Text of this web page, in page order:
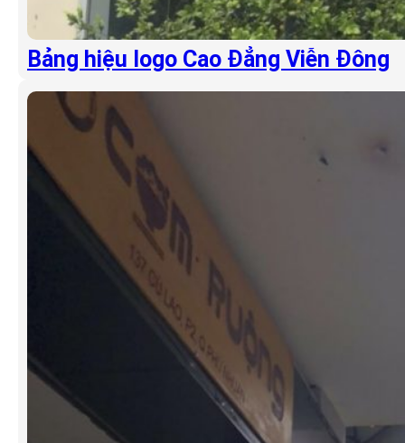
Bảng hiệu logo Cao Đẳng Viễn Đông